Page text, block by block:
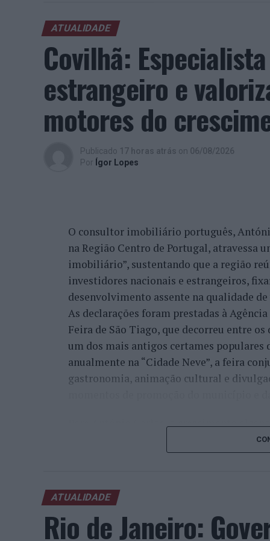
ATUALIDADE
Covilhã:
estrangeiro e
motores do
Publicado 17 horas atrás on 06/08/2026
Por Ígor Lopes
O consultor imobiliário português,
na Região Centro de Portugal, atravessa
imobiliário”, sustentando que a região
investidores nacionais e estrangeiros,
desenvolvimento assente na qualidade
As declarações foram prestadas à
Feira de São Tiago, que decorreu entre
um dos mais antigos certames
anualmente na “Cidade Neve”, a feira
gastronomia, animação cultural e
Para António Carlos, o crescimento
cumprimento dos objetivos que traçou
empresário considera que o
iniciativas locais e projetos de
envolvimento tem permitido “consolidar a
Interior e alargar a atividade além-
ATUALIDADE
Rio de Janeiro: